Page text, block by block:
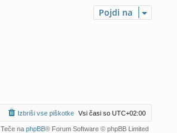
Pojdi na
Vsi časi so UTC+02:00
Izbriši vse piškotke
Teče na phpBB® Forum Software © phpBB Limited